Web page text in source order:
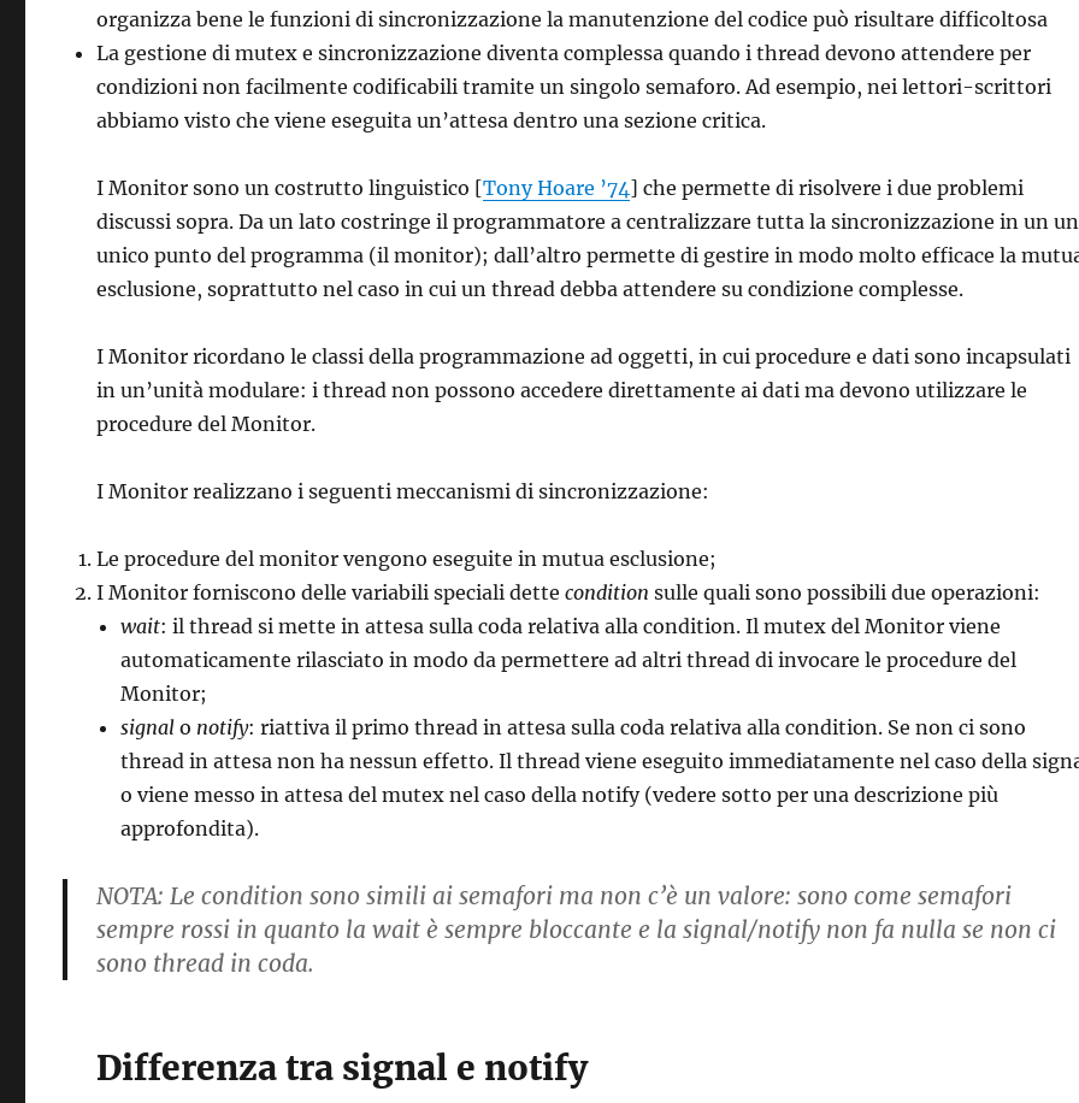
organizza bene le funzioni di sincronizzazione la manutenzione del codice può risultare difficoltosa
La gestione di mutex e sincronizzazione diventa complessa quando i thread devono attendere per
condizioni non facilmente codificabili tramite un singolo semaforo. Ad esempio, nei lettori-scrittori
abbiamo visto che viene eseguita un’attesa dentro una sezione critica.
I Monitor sono un costrutto linguistico [Tony Hoare ’74] che permette di risolvere i due problemi
discussi sopra. Da un lato costringe il programmatore a centralizzare tutta la sincronizzazione in un un
unico punto del programma (il monitor); dall’altro permette di gestire in modo molto efficace la
esclusione, soprattutto nel caso in cui un thread debba attendere su condizione complesse.
I Monitor ricordano le classi della programmazione ad oggetti, in cui procedure e dati sono incapsulati
in un’unità modulare: i thread non possono accedere direttamente ai dati ma devono utilizzare le
procedure del Monitor.
I Monitor realizzano i seguenti meccanismi di sincronizzazione:
Le procedure del monitor vengono eseguite in mutua esclusione;
I Monitor forniscono delle variabili speciali dettecondition sulle quali sono possibili due operazioni:
wait: il thread si mette in attesa sulla coda relativa alla condition. Il mutex del Monitor viene
automaticamente rilasciato in modo da permettere ad altri thread di invocare le procedure del
Monitor;
signal o notify: riattiva il primo thread in attesa sulla coda relativa alla condition. Se non ci sono
thread in attesa non ha nessun effetto. Il thread viene eseguito immediatamente nel caso della
o viene messo in attesa del mutex nel caso della notify (vedere sotto per una descrizione più
approfondita).
NOTA: Le condition sono simili ai semafori ma non c’è un valore: sono come semafori
sempre rossi in quanto la wait è sempre bloccante e la signal/notify non fa nulla se non ci
sono thread in coda.
Differenza tra signal e notify